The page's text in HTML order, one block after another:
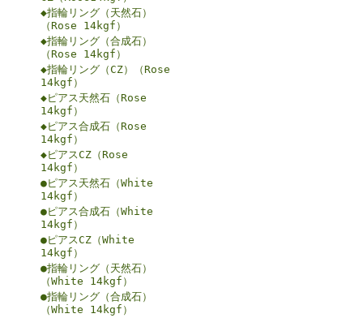
◆指輪リング（天然石）
（Rose 14kgf）
◆指輪リング（合成石）
（Rose 14kgf）
◆指輪リング（CZ）（Rose
14kgf）
◆ピアス天然石（Rose
14kgf）
◆ピアス合成石（Rose
14kgf）
◆ピアスCZ（Rose
14kgf）
●ピアス天然石（White
14kgf）
●ピアス合成石（White
14kgf）
●ピアスCZ（White
14kgf）
●指輪リング（天然石）
（White 14kgf）
●指輪リング（合成石）
（White 14kgf）